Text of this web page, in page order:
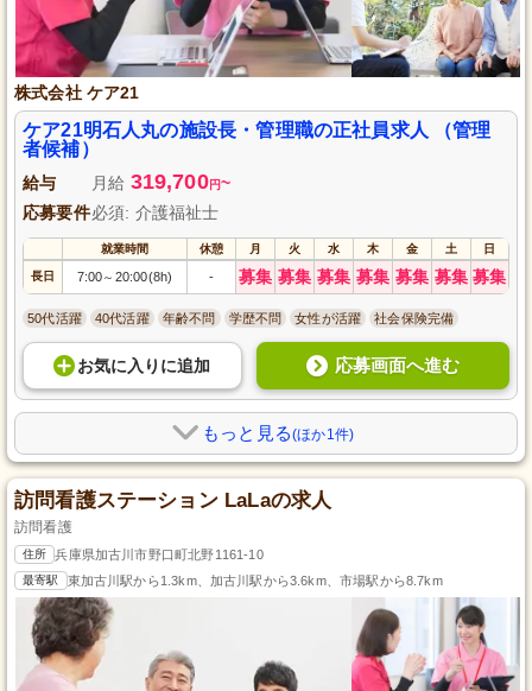
株式会社 ケア21
ケア21明石人丸の施設長・管理職の正社員求人 （管理
者候補）
給与 月給 319,700円~
応募要件必須: 介護福祉士
就業時間 休憩 月 火 水 木 金 土 日
長日 7:00～ 20:00(8h) - 募集 募集 募集 募集 募集 募集 募集
50代活躍 40代活躍 年齢不問 学歴不問 女性が活躍 社会保険完備
お気に入り に追加 応募画面へ進む
もっと見る(ほか1件)
訪問看護ステーション LaLaの求人
訪問看護
住所 兵庫県加古川市野口町北野1161-10
最寄駅 東加古川駅から1.3km、加古川駅から3.6km、市場駅から8.7km